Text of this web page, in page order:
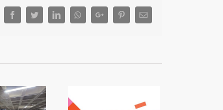
FacebookTwitterLinkedInWhatsappGoogle+ PinterestEmail